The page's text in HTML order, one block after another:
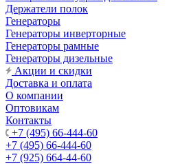
Держатели полок
Генераторы
Генераторы инверторные
Генераторы рамные
Генераторы дизельные
Акции и скидки
Доставка и оплата
О компании
Оптовикам
Контакты
+7 (495) 66-444-60
+7 (495) 66-444-60
+7 (925) 664-44-60